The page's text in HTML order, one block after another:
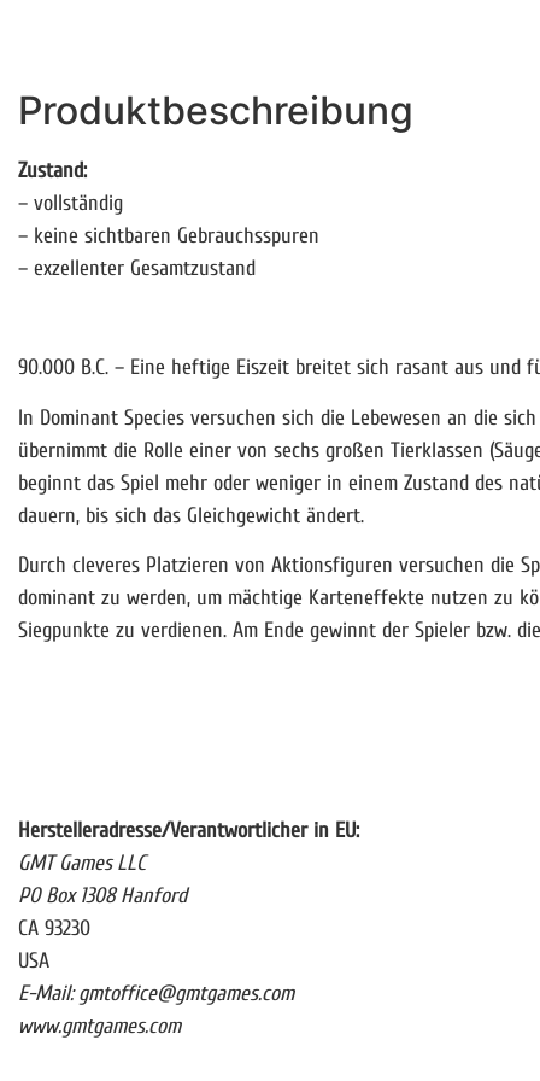
Produktbeschreibung
Zustand:
– vollständig
– keine sichtbaren Gebrauchsspuren
– exzellenter Gesamtzustand
90.000 B.C. – Eine heftige Eiszeit breitet sich rasant aus und
In Dominant Species versuchen sich die Lebewesen an die
übernimmt die Rolle einer von sechs großen Tierklassen
beginnt das Spiel mehr oder weniger in einem Zustand des
dauern, bis sich das Gleichgewicht ändert.
Durch cleveres Platzieren von Aktionsfiguren versuchen die
dominant zu werden, um mächtige Karteneffekte nutzen zu
Siegpunkte zu verdienen. Am Ende gewinnt der Spieler bzw.
Herstelleradresse/Verantwortlicher in EU:
GMT Games LLC
PO Box 1308 Hanford
CA 93230
USA
E-Mail: gmtoffice@gmtgames.com
www.gmtgames.com